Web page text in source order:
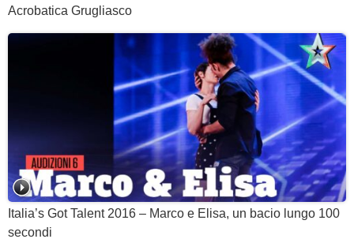
Acrobatica Grugliasco
Italia’s Got Talent 2016 – Marco e Elisa, un bacio lungo 100
secondi